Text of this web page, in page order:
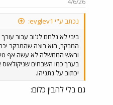
נכתב ע"י evglev1:
ביבי לא נלחם לג'וב עבור
המבקר, הוא רוצה שהמבקר
וראש הממשלה לא עשה אף
בערך כמו השבחים
יכתוב על נתניהו.
גם בלי להבין כלום: